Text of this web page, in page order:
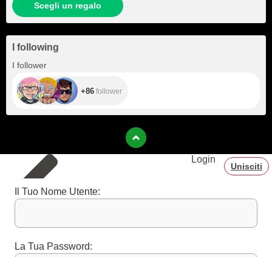
Scegli un regalo
I following
I follower
+86 follower
Login
Unisciti
Il Tuo Nome Utente:
La Tua Password: